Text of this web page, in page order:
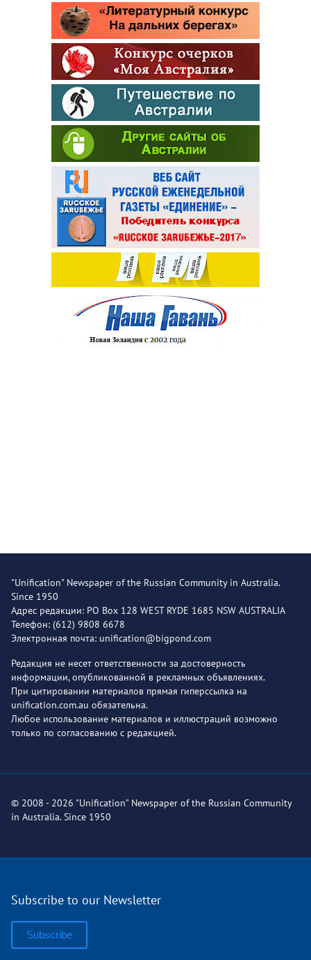
"Unification" Newspaper of the Russian Community in Australia.
Since 1950
Адрес редакции: PO Box 128 WEST RYDE 1685 NSW AUSTRALIA
Телефон: (612) 9808 6678
Электронная почта: unification@bigpond.com
Редакция не несет ответственности за достоверность
информации, опубликованной в рекламных объявлениях.
При цитировании материалов прямая гиперссылка на
unification.com.au обязательна.
Любое использование материалов и иллюстраций возможно
только по согласованию с редакцией.
© 2008 - 2026 "Unification" Newspaper of the Russian Community
in Australia. Since 1950
Subscribe to our Newsletter
Subscribe